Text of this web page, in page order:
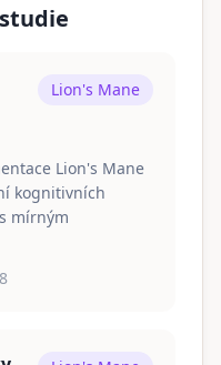
Lion's Mane
Lion's Mane
kognitivních
mírným